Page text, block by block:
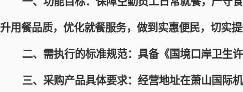
升用餐品质，优化就餐服务，做到实惠便民，切实提
二、需执行的标准规范：具备《国境口岸卫生许
三、采购产品具体要求：经营地址在萧山国际机